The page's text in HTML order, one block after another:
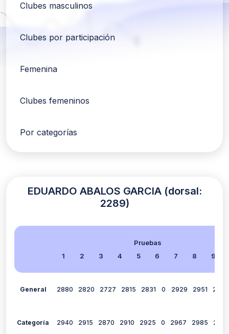
Clubes masculinos
Clubes por participación
Femenina
Clubes femeninos
Por categorías
EDUARDO ABALOS GARCIA (dorsal:
2289)
Pruebas
1
2 3 4 5 6 7 8 9
General 2880 2820 2727 2815 2831 0 2929 2951 2929
Categoría 2940 2915 2870 2910 2925 0 2967 2985 2972